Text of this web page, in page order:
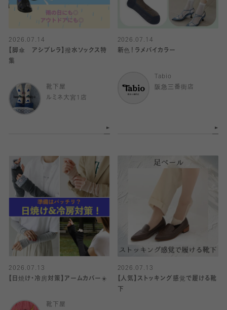
2026.07.14
【脚傘 アシブレラ】撥水ソックス特
集
靴下屋
ルミネ大宮1店
2026.07.14
新色！ラメバイカラー
Tabio
阪急三番街店
2026.07.13
【日焼け・冷房対策】アームカバー☀️
靴下屋
2026.07.13
【人気】ストッキング感覚で履ける靴
下